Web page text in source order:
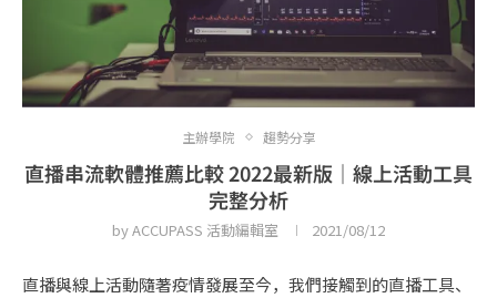
主辦學院 趨勢分享
直播串流軟體推薦比較 2022最新版｜線上活動工具
完整分析
byACCUPASS 活動編輯室 2021/08/12
直播與線上活動隨著疫情發展至今，我們接觸到的直播工具、